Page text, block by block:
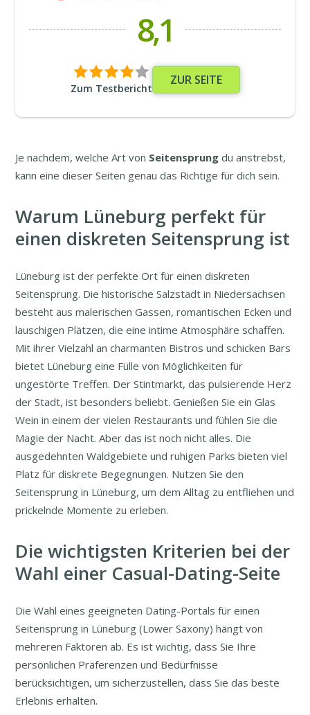
8,1
Zum Testbericht
ZUR SEITE
Je nachdem, welche Art von Seitensprung du anstrebst,
kann eine dieser Seiten genau das Richtige für dich sein.
Warum Lüneburg perfekt für
einen diskreten Seitensprung ist
Lüneburg ist der perfekte Ort für einen diskreten
Seitensprung. Die historische Salzstadt in Niedersachsen
besteht aus malerischen Gassen, romantischen Ecken und
lauschigen Plätzen, die eine intime Atmosphäre schaffen.
Mit ihrer Vielzahl an charmanten Bistros und schicken Bars
bietet Lüneburg eine Fülle von Möglichkeiten für
ungestörte Treffen. Der Stintmarkt, das pulsierende Herz
der Stadt, ist besonders beliebt. Genießen Sie ein Glas
Wein in einem der vielen Restaurants und fühlen Sie die
Magie der Nacht. Aber das ist noch nicht alles. Die
ausgedehnten Waldgebiete und ruhigen Parks bieten viel
Platz für diskrete Begegnungen. Nutzen Sie den
Seitensprung in Lüneburg, um dem Alltag zu entfliehen und
prickelnde Momente zu erleben.
Die wichtigsten Kriterien bei der
Wahl einer Casual-Dating-Seite
Die Wahl eines geeigneten Dating-Portals für einen
Seitensprung in Lüneburg (Lower Saxony) hängt von
mehreren Faktoren ab. Es ist wichtig, dass Sie Ihre
persönlichen Präferenzen und Bedürfnisse
berücksichtigen, um sicherzustellen, dass Sie das beste
Erlebnis erhalten.